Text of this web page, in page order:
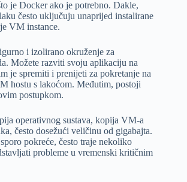
je Docker ako je potrebno. Dakle,
često uključuju unaprijed instalirane
VM instance.
i izolirano okruženje za
Možete razviti svoju aplikaciju na
je spremiti i prenijeti za pokretanje na
hostu s lakoćom. Međutim, postoji
postupkom.
operativnog sustava, kopija VM-a
često dosežući veličinu od gigabajta.
pokreće, često traje nekoliko
probleme u vremenski kritičnim